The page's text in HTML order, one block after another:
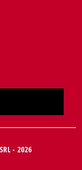
- 2026